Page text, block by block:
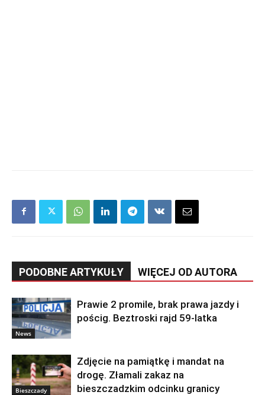
PODOBNE ARTYKUŁY WIĘCEJ OD AUTORA
News
Prawie 2 promile, brak prawa jazdy i
pościg. Beztroski rajd 59-latka
Bieszczady
Zdjęcie na pamiątkę i mandat na
drogę. Złamali zakaz na
bieszczadzkim odcinku granicy